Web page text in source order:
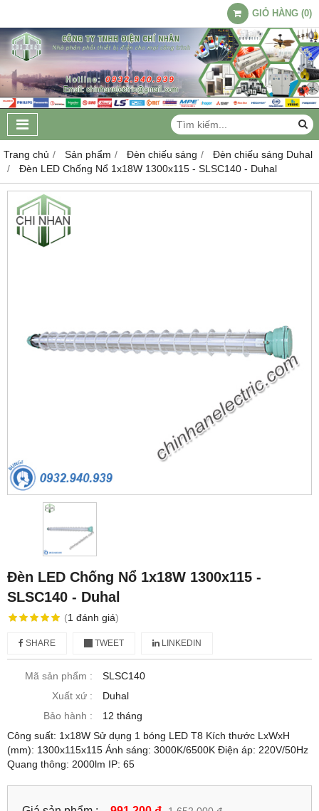
GIỎ HÀNG (0)
Trang chủ Sản phẩm Đèn chiếu sáng
Đèn chiếu sáng Duhal
Đèn LED Chống Nổ 1x18W 1300x115 - SLSC140 - Duhal
Đèn LED Chống Nổ 1x18W 1300x115 -
SLSC140 - Duhal
(1 đánh giá)
SHARE TWEET LINKEDIN
Mã sản phẩm :
SLSC140
Xuất xứ :
Duhal
Bảo hành :
12 tháng
Công suất: 1x18W Sử dụng 1 bóng LED T8 Kích thước LxWxH
(mm): 1300x115x115 Ánh sáng: 3000K/6500K Điện áp: 220V/50Hz
Quang thông: 2000lm IP: 65